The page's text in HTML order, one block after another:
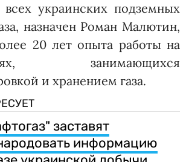
всех украинских подземных
назначен Роман Малютин,
20 лет опыта работы на
занимающихся
и хранением газа.
заставят
информацию